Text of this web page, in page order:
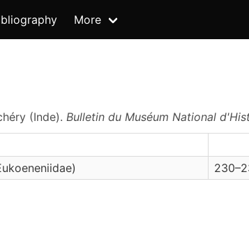
More
(Inde). Bulletin du Muséum National